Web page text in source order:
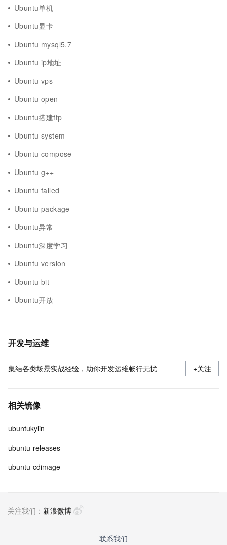
Ubuntu单机
Ubuntu显卡
Ubuntu mysql5.7
Ubuntu ip地址
Ubuntu vps
Ubuntu open
Ubuntu搭建ftp
Ubuntu system
Ubuntu compose
Ubuntu g++
Ubuntu failed
Ubuntu package
Ubuntu异常
Ubuntu深度学习
Ubuntu version
Ubuntu bit
Ubuntu开放
开发与运维
集结各类场景实战经验，助你开发运维畅行无忧 +关注
相关镜像
ubuntukylin
ubuntu-releases
ubuntu-cdimage
关注我们： 新浪微博
联系我们